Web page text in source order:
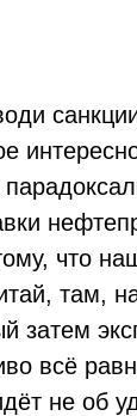
что
там,
затем
всё
не об